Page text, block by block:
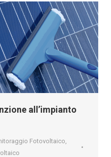
all’impianto
Fotovoltaico